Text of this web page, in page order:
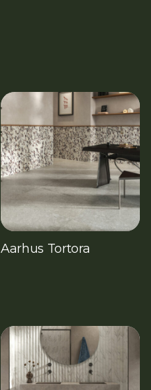
Aarhus Tortora